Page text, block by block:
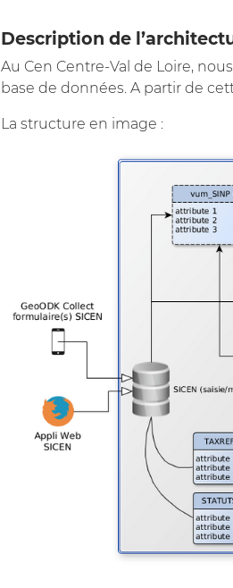
Description de
Au Cen Centre-Val de Loire,
base de données. A partir de
La structure en image :